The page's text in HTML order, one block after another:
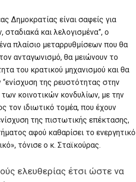
Δημοκρατίας είναι σαφείς για
και λελογισμένα”, ο
πλαίσιο μεταρρυθμίσεων που θα
ανταγωνισμό, θα μειώνουν το
του κρατικού μηχανισμού και θα
της ρευστότητας στην
κοινοτικών κονδυλίων, με την
τον ιδιωτικό τομέα, που έχουν
της πιστωτικής επέκτασης,
αφού καθαρίσει το ενεργητικό
τόνισε ο κ. Σταϊκούρας.
ελευθερίας έτσι ώστε να